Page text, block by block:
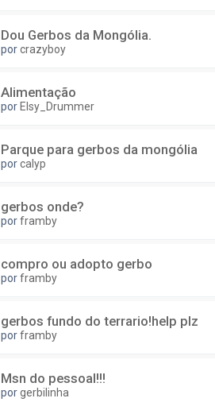
Dou Gerbos da Mongólia.
porcrazyboy
Alimentação
por Elsy_Drummer
Parque para gerbos da mongólia
porcalyp
gerbos onde?
porframby
compro ou adopto gerbo
porframby
gerbos fundo do terrario!help plz
porframby
Msn do pessoal!!!
porgerbilinha